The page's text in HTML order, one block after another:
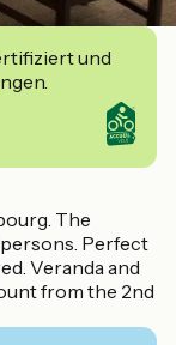
und
The
Perfect
Veranda and
from the 2nd